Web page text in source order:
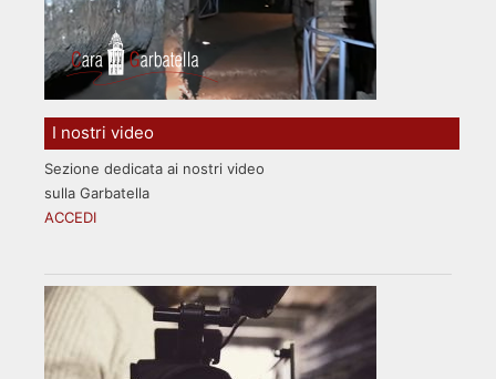
I nostri video
Sezione dedicata ai nostri video
sulla Garbatella
ACCEDI